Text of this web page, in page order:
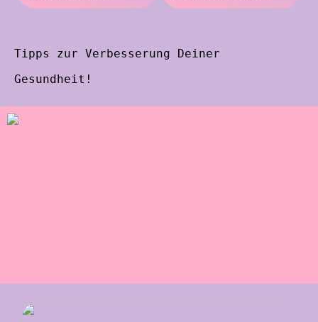
Tipps zur Verbesserung Deiner
Gesundheit!